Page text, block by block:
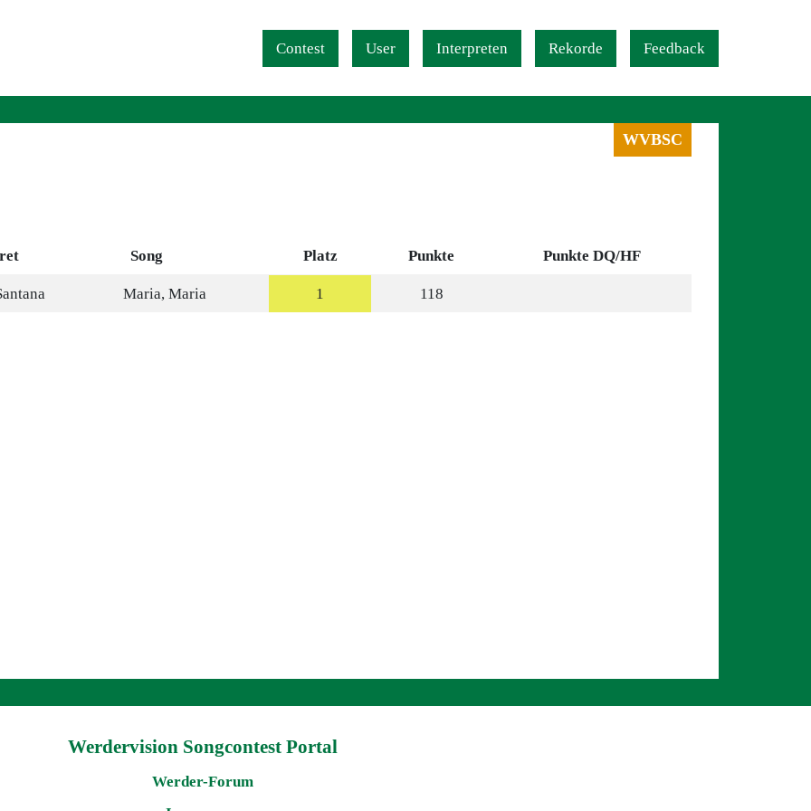
Contest
User Interpreten Rekorde Feedback
WVBSC
Song Platz Punkte Punkte DQ/HF
Maria, Maria 1 118
Werdervision Songcontest Portal
Werder-Forum